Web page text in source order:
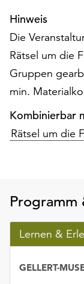
Einverständnis
ausgeführt.
Sie
die
Cookies
anpassen,
über
Schaltfläche
„Auswählen“.
Weitere
Hinweis
Die
Rätsel um die
Gruppen
min.
Kombinierbar
Rätsel um die
Programm
Lernen &
GELLERT-